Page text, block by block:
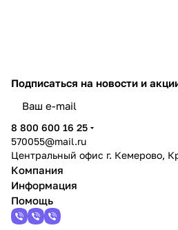
Подписаться на новости и
8 800 600 16 25
570055@mail.ru
Центральный офис г. Кемерово,
Компания
Информация
Помощь